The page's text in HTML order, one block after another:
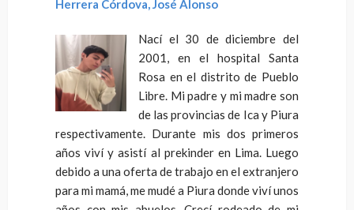
Herrera Córdova, José Alonso
Nací el 30 de diciembre del
2001, en el hospital Santa
Rosa en el distrito de Pueblo
Libre. Mi padre y mi madre son
de las provincias de Ica y Piura
respectivamente. Durante mis dos primeros
años viví y asistí al prekinder en Lima. Luego
debido a una oferta de trabajo en el extranjero
para mi mamá, me mudé a Piura donde viví unos